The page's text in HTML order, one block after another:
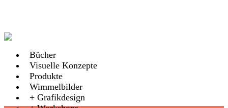
Bücher
Visuelle Konzepte
Produkte
Wimmelbilder
+ Grafikdesign